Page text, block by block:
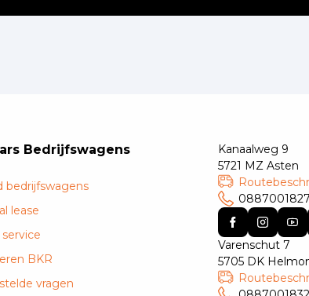
Bedrijfswagens
bedrijfswagens
lease
BKR
vragen
Kanaalweg 9
5721 MZ Asten
0887001827
Varenschut 7
5705 DK